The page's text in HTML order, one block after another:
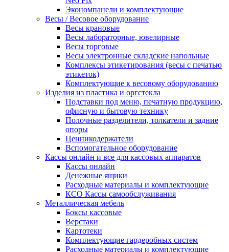
Экономпанели и комплектующие
Весы / Весовое оборудование
Весы крановые
Весы лабораторные, ювелирные
Весы торговые
Весы электронные складские напольные
Комплексы этикетирования (весы с печатью
этикеток)
Комплектующие к весовому оборудованию
Изделия из пластика и оргстекла
Подставки под меню, печатную продукцию,
офисную и бытовую технику
Полочные разделители, толкатели и задние
опоры
Ценникодержатели
Вспомогательное оборудование
Кассы онлайн и все для кассовых аппаратов
Кассы онлайн
Денежные ящики
Расходные материалы и комплектующие
КСО Кассы самообслуживания
Металлическая мебель
Боксы кассовые
Верстаки
Картотеки
Комплектующие гардеробных систем
Расходные материалы и комплектующие